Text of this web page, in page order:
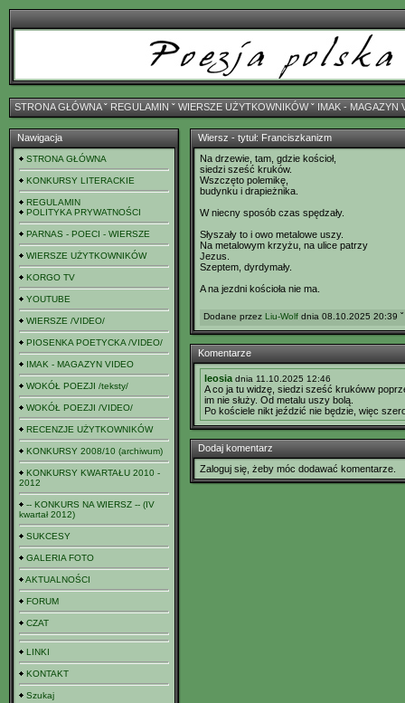
STRONA GŁÓWNAˇ REGULAMIN ˇ WIERSZE UŻYTKOWNIKÓWˇ IMAK - MAGAZYN
Nawigacja
STRONA GŁÓWNA
KONKURSY LITERACKIE
REGULAMIN
POLITYKA PRYWATNOŚCI
PARNAS - POECI - WIERSZE
WIERSZE UŻYTKOWNIKÓW
KORGO TV
YOUTUBE
WIERSZE /VIDEO/
PIOSENKA POETYCKA /VIDEO/
IMAK - MAGAZYN VIDEO
WOKÓŁ POEZJI /teksty/
WOKÓŁ POEZJI /VIDEO/
RECENZJE UŻYTKOWNIKÓW
KONKURSY 2008/10 (archiwum)
KONKURSY KWARTAŁU 2010 -
2012
-- KONKURS NA WIERSZ -- (IV
kwartał 2012)
SUKCESY
GALERIA FOTO
AKTUALNOŚCI
FORUM
CZAT
LINKI
KONTAKT
Szukaj
Wiersz - tytuł: Franciszkanizm
Na drzewie, tam, gdzie kościoł,
siedzi sześć kruków.
Wszczęto polemikę,
budynku i drapieżnika.
W niecny sposób czas spędzały.
Słyszały to i owo metalowe uszy.
Na metalowym krzyżu, na ulice patrzy
Jezus.
Szeptem, dyrdymały.
A na jezdni kościoła nie ma.
Dodane przez Liu-Wolf dnia 08.10.2025 20:39
Komentarze
leosia dnia 11.10.2025 12:46
A co ja tu widzę, siedzi sześć krukóww
im nie służy. Od metalu uszy bolą.
Po kościele nikt jeździć nie będzie, więc
Dodaj komentarz
Zaloguj się, żeby móc dodawać komentarze.